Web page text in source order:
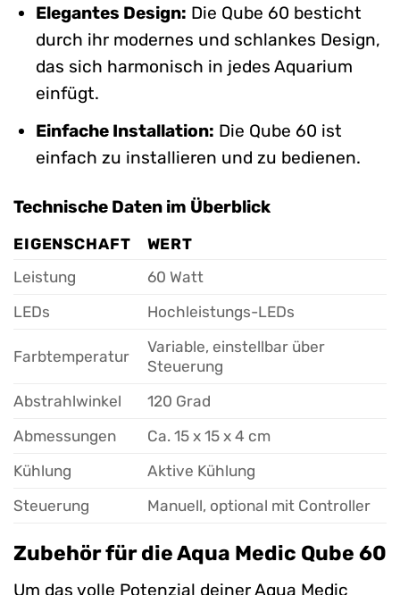
Elegantes Design: Die Qube 60 besticht
durch ihr modernes und schlankes Design,
das sich harmonisch in jedes Aquarium
einfügt.
Einfache Installation: Die Qube 60 ist
einfach zu installieren und zu bedienen.
Technische Daten im Überblick
EIGENSCHAFT
WERT
Leistung
60 Watt
LEDs
Hochleistungs-LEDs
Farbtemperatur
Variable, einstellbar über
Steuerung
Abstrahlwinkel
120 Grad
Abmessungen
Ca. 15 x 15 x 4 cm
Kühlung
Aktive Kühlung
Steuerung
Manuell, optional mit Controller
Zubehör für die Aqua Medic Qube 60
Um das volle Potenzial deiner Aqua Medic